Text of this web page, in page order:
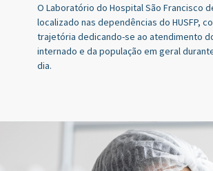
O Laboratório do Hospital São Francisco
localizado nas dependências do HUSFP,
trajetória dedicando-se ao atendimento
internado e da população em geral
dia.